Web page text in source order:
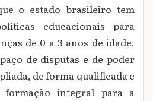
o estado brasileiro tem
educacionais para
de 0 a 3 anos de idade.
de disputas e de poder
de forma qualificada e
formação integral para a